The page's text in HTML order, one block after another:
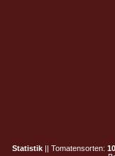
Statistik|| Tomatensorten: